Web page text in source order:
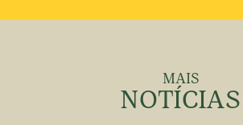
MAIS
NOTÍCIAS